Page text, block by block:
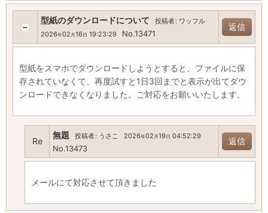
型紙のダウンロードについて 投稿者: ワッフル
2026年02 月16 日 19:23:29 No.13471
返信
型紙をスマホでダウンロードしようとすると、ファイルに保
存されていなくて、再度試すと1日3回までと表示が出てダウ
ンロードできなくなりました。ご対応をお願いいたします。
Re
無題 投稿者: うさこ 2026年02 月19 日 04:52:29
No.13473
返信
メールにて対応させて頂きました